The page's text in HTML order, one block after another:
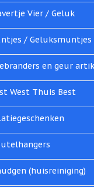
Vier / Geluk
/ Geluksmuntjes
en geur
West Thuis Best
(huisreiniging)